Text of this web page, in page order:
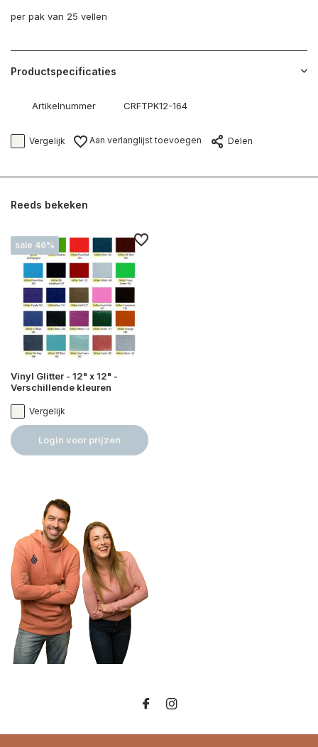
per pak van 25 vellen
Productspecificaties
Artikelnummer CRFTPK12-164
Vergelijk Aan verlanglijst toevoegen Delen
Reeds bekeken
sale 46%
Vinyl Glitter - 12" x 12" -
Verschillende kleuren
Vergelijk
Login voor prijzen